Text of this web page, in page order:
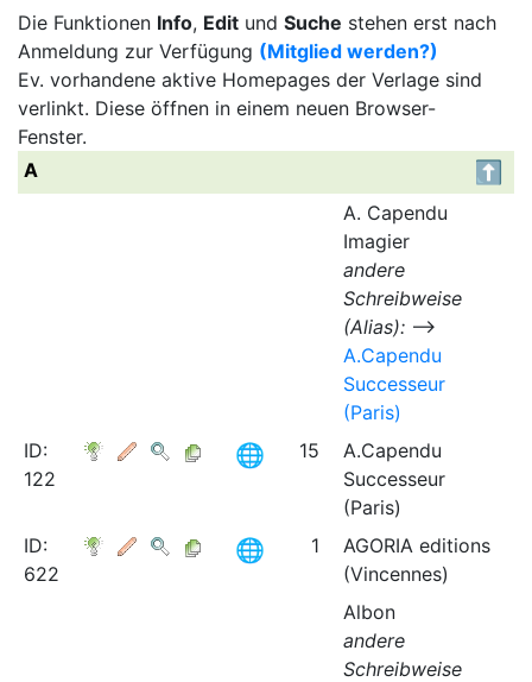
Die Funktionen Info, Edit und Suche stehen erst nach
Anmeldung zur Verfügung (Mitglied werden?)
Ev. vorhandene aktive Homepages der Verlage sind
verlinkt. Diese öffnen in einem neuen Browser-
Fenster.
A
A. Capendu
Imagier
andere
Schreibweise
(Alias):⟶
A.Capendu
Successeur
(Paris)
ID:
122
15
A.Capendu
Successeur
(Paris)
ID:
622
1
AGORIA editions
(Vincennes)
Albon
andere
Schreibweise